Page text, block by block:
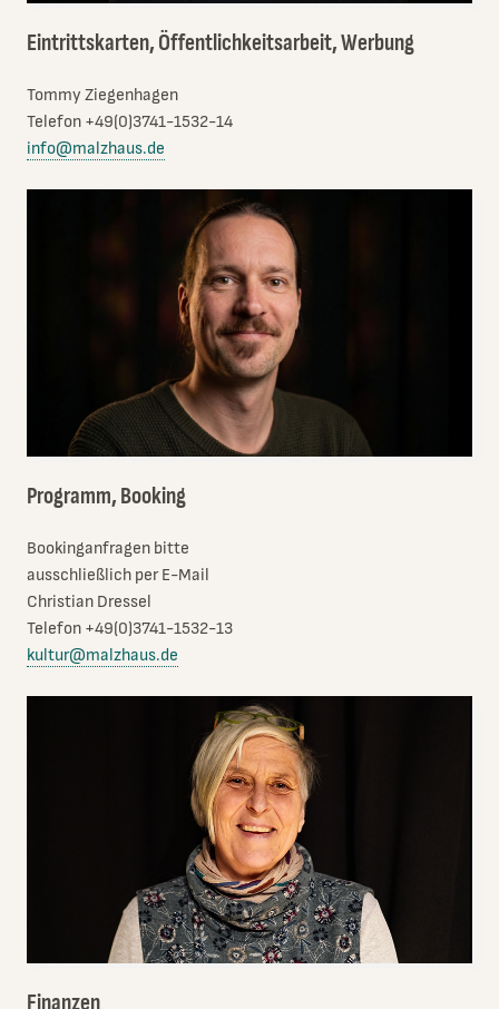
Eintrittskarten, Öffentlichkeitsarbeit, Werbung
Tommy Ziegenhagen
Telefon +49(0)3741-1532-14
info@malzhaus.de
Programm, Booking
Bookinganfragen bitte
ausschließlich per E-Mail
Christian Dressel
Telefon +49(0)3741-1532-13
kultur@malzhaus.de
Finanzen